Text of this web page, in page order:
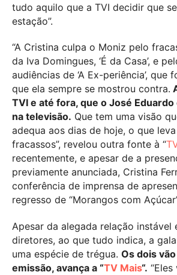
tudo aquilo que a TVI decidir que
estação”.
“A Cristina culpa o Moniz pelo
da Iva Domingues, ‘É da Casa’, e
audiências de ‘A Ex-periência’, que
que ela sempre se mostrou contra.
TVI e até fora, que o José
na televisão. Que tem uma visão
adequa aos dias de hoje, o que
fracassos”, revelou outra fonte à “
recentemente, e apesar de a
previamente anunciada, Cristina
conferência de imprensa de
regresso de “Morangos com
Apesar da alegada relação instável
diretores, ao que tudo indica, a
uma espécie de trégua. Os dois
emissão, avança a “TV Mais“.